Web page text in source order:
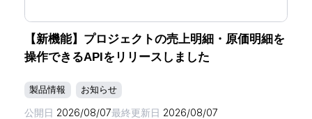
【新機能】プロジェクトの売上明細・原価明細を
操作できるAPIをリリースしました
製品情報 お知らせ
公開日 2026/08/07最終更新日 2026/08/07